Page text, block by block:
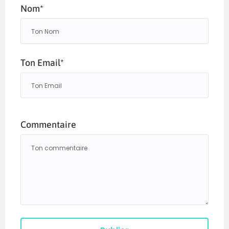
Nom*
Ton Email*
Commentaire